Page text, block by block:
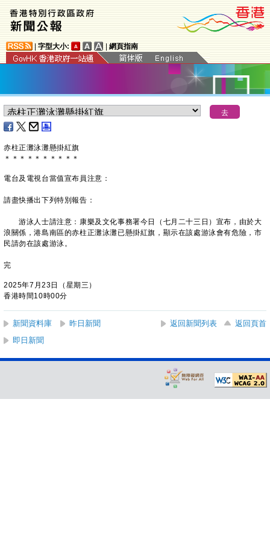
字型大小: 網頁指南
赤柱正灘泳灘懸掛紅旗
＊ ＊ ＊ ＊ ＊ ＊ ＊ ＊ ＊ ＊
電台及電視台當值宣布員注意：
請盡快播出下列特別報告：
游泳人士請注意：康樂及文化事務署今日（七月二十三日）宣布，由於大
浪關係，港島南區的赤柱正灘泳灘已懸掛紅旗，顯示在該處游泳會有危險，市
民請勿在該處游泳。
完
2025年7月23日（星期三）
香港時間10時00分
新聞資料庫 昨日新聞 返回新聞列表
返回頁首
即日新聞